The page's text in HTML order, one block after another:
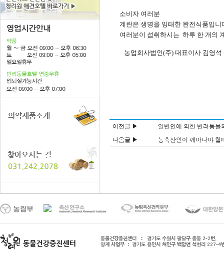
소비자 여러분
계란은 생명을 잉태한 완전식품입니
여러분이 섭취하시는 하루 한 개의
농업회사법인(주) 대표이사 김영석
이전글 ▶
일반인에 의한 반려동물
다음글 ▶
농축산인이 깨아나야 할